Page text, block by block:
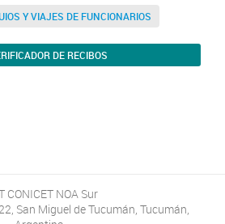
Y VIAJES DE FUNCIONARIOS
DE RECIBOS
CONICET NOA Sur
San Miguel de Tucumán, Tucumán,